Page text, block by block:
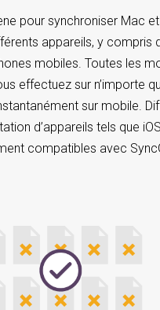
pour synchroniser Mac
appareils, y compris
mobiles. Toutes les
effectuez sur n’importe
sur mobile.
d’appareils tels que
compatibles avec